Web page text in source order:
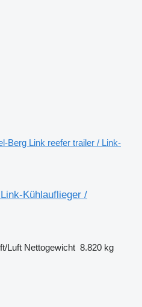
Berg Link reefer trailer / Link-
Kühlauflieger /
Luft Nettogewicht 8.820 kg